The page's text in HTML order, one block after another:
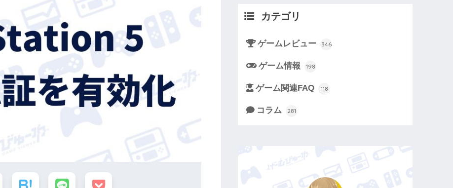
カテゴリ
ゲームレビュー 346
ゲーム情報 198
ゲーム関連FAQ 118
コラム 281